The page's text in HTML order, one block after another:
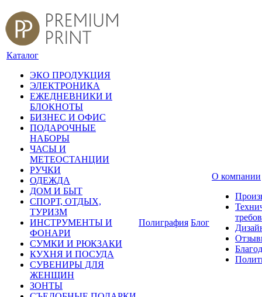
Каталог
ЭКО ПРОДУКЦИЯ
ЭЛЕКТРОНИКА
ЕЖЕДНЕВНИКИ И
БЛОКНОТЫ
БИЗНЕС И ОФИС
ПОДАРОЧНЫЕ
НАБОРЫ
ЧАСЫ И
МЕТЕОСТАНЦИИ
РУЧКИ
ОДЕЖДА
ДОМ И БЫТ
СПОРТ, ОТДЫХ,
ТУРИЗМ
ИНСТРУМЕНТЫ И
ФОНАРИ
СУМКИ И РЮКЗАКИ
КУХНЯ И ПОСУДА
СУВЕНИРЫ ДЛЯ
ЖЕНЩИН
ЗОНТЫ
Полиграфия Блог
О компании